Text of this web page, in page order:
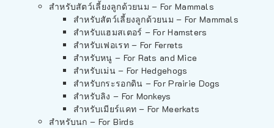
สำหรับสัตว์เลี้ยงลูกด้วยนม – For Mammals
สำหรับสัตว์เลี้ยงลูกด้วยนม – For Mammals
สำหรับแฮมสเตอร์ – For Hamsters
สำหรับเฟอเรท – For Ferrets
สำหรับหนู – For Rats and Mice
สำหรับเม่น – For Hedgehogs
สำหรับกระรอกดิน – For Prairie Dogs
สำหรับลิง – For Monkeys
สำหรับเมียร์แคท – For Meerkats
สำหรับนก – For Birds